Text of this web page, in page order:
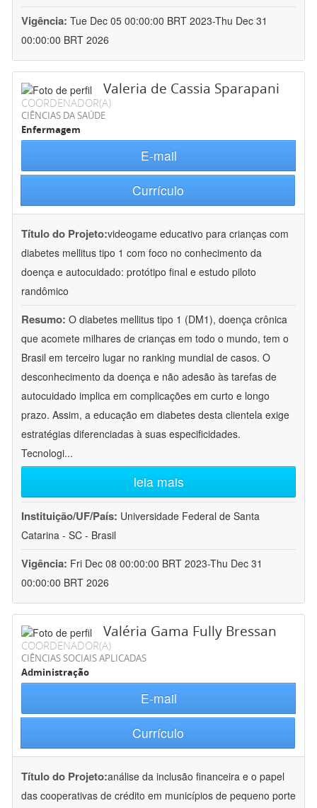
Vigência: Tue Dec 05 00:00:00 BRT 2023-Thu Dec 31
00:00:00 BRT 2026
Valeria de Cassia Sparapani
COORDENADOR(A)
CIÊNCIAS DA SAÚDE
Enfermagem
E-mail
Currículo
Título do Projeto:videogame educativo para crianças com
diabetes mellitus tipo 1 com foco no conhecimento da
doença e autocuidado: protótipo final e estudo piloto
randômico
Resumo: O diabetes mellitus tipo 1 (DM1), doença crônica
que acomete milhares de crianças em todo o mundo, tem o
Brasil em terceiro lugar no ranking mundial de casos. O
desconhecimento da doença e não adesão às tarefas de
autocuidado implica em complicações em curto e longo
prazo. Assim, a educação em diabetes desta clientela exige
estratégias diferenciadas à suas especificidades.
Tecnologi...
leia mais
Instituição/UF/País: Universidade Federal de Santa
Catarina - SC - Brasil
Vigência: Fri Dec 08 00:00:00 BRT 2023-Thu Dec 31
00:00:00 BRT 2026
Valéria Gama Fully Bressan
COORDENADOR(A)
CIÊNCIAS SOCIAIS APLICADAS
Administração
E-mail
Currículo
Título do Projeto:análise da inclusão financeira e o papel
das cooperativas de crédito em municípios de pequeno porte